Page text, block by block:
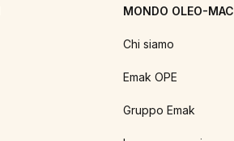
MONDO OLEO-MAC
Chi siamo
Emak OPE
Gruppo Emak